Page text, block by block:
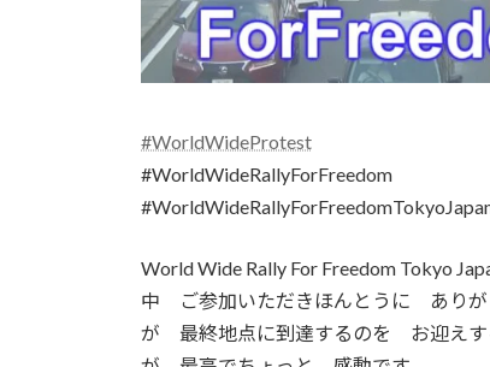
#WorldWideProtest
#WorldWideRallyForFreedom
World Wide Rally For Freedom Tokyo
中 ご参加いただきほんとうに あり
が 最終地点に到達するのを お迎えす